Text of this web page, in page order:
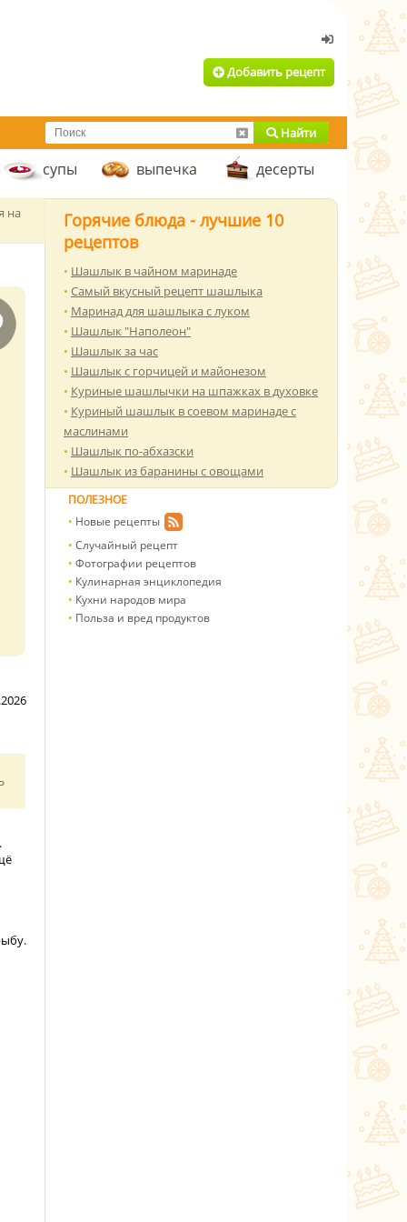
Добавить рецепт
Найти
супы выпечка десерты
на
Горячие блюда - лучшие 10
рецептов
Шашлык в чайном маринаде
Самый вкусный рецепт шашлыка
Маринад для шашлыка с луком
Шашлык "Наполеон"
Шашлык за час
Шашлык с горчицей и майонезом
Куриные шашлычки на шпажках в духовке
Куриный шашлык в соевом маринаде с
маслинами
Шашлык по-абхазски
Шашлык из баранины с овощами
ПОЛЕЗНОЕ
Новые рецепты
Случайный рецепт
Фотографии рецептов
Кулинарная энциклопедия
Кухни народов мира
Польза и вред продуктов